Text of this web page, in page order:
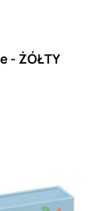
- ŻÓŁTY